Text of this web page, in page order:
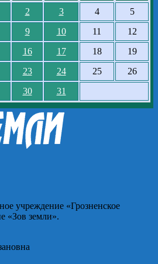
2 3 4
5
9 10 11
12
16 17 18
19
23 24 25
26
30 31
учреждение «Грозненское
«Зов земли».